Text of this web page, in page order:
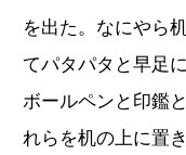
を出た。なにやら
てパタパタと早足
ボールペンと印鑑
れらを机の上に置き